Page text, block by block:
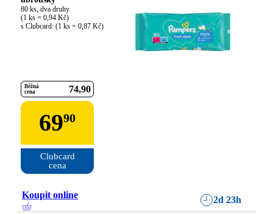
80 ks, dva druhy
(1 ks = 0,94 Kč)
s Clubcard: (1 ks = 0,87 Kč)
Běžná
cena
74 90
6990
Clubcard
cena
Koupit online 2d 23h